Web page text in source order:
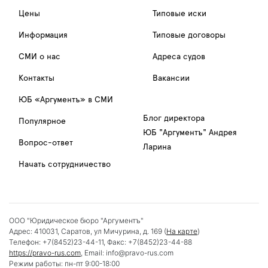
Цены
Информация
СМИ о нас
Контакты
Типовые иски
Типовые договоры
Адреса судов
Вакансии
ЮБ «Аргументъ» в СМИ
Популярное
Вопрос-ответ
Начать сотрудничество
Блог директора
ЮБ "Аргументъ" Андрея
Ларина
ООО "Юридическое бюро "Аргументъ"
Адрес: 410031, Саратов, ул Мичурина, д. 169 (На карте)
Телефон: +7(8452)23-44-11, Факс: +7(8452)23-44-88
https://pravo-rus.com, Email: info@pravo-rus.com
Режим работы: пн-пт 9:00-18:00